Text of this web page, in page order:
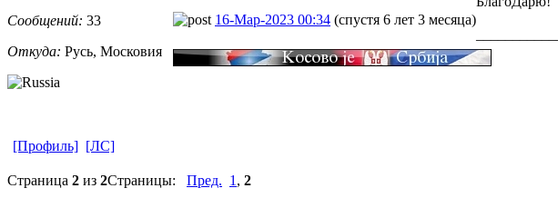
Сообщений: 33
Откуда: Русь, Московия
16-Мар-2023 00:34 (спустя 6 лет 3 месяца)
[Профиль] [ЛС]
Страница 2 из 2Страницы: Пред. 1 , 2